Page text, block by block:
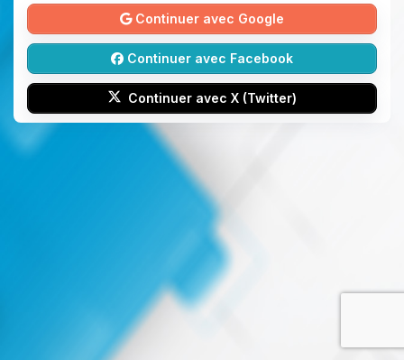
Continuer avec Google
Continuer avec Facebook
Continuer avec X (Twitter)